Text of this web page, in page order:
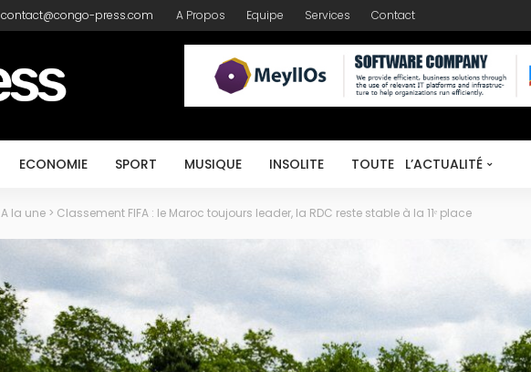
contact@congo-press.com A Propos Equipe Services Contact
ECONOMIE SPORT MUSIQUE INSOLITE TOUTE L’ACTUALITÉ
A la une > Classement FIFA : le Maroc toujours leader, la RDC reste stable à la 11ᵉ place